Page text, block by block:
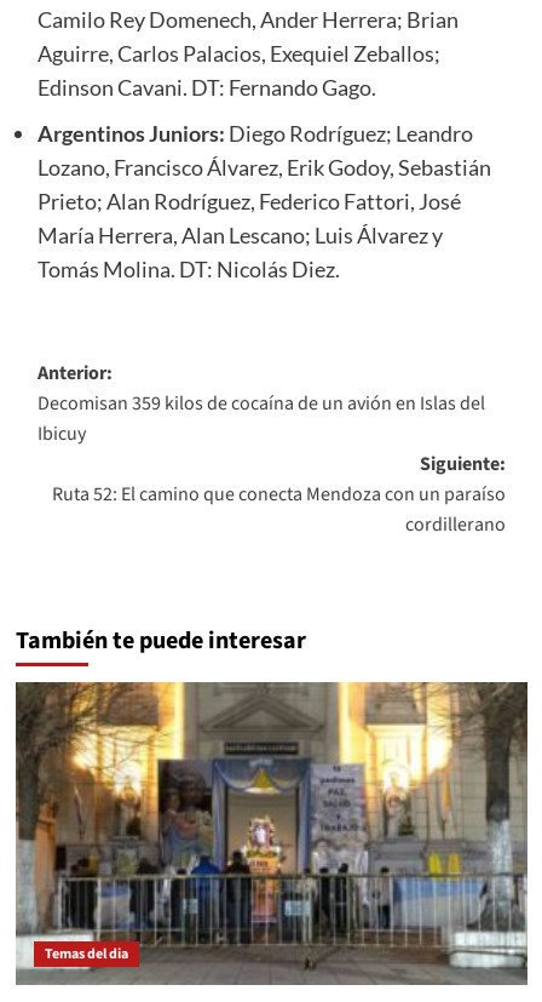
Camilo Rey Domenech, Ander Herrera; Brian
Aguirre, Carlos Palacios, Exequiel Zeballos;
Edinson Cavani. DT: Fernando Gago.
Argentinos Juniors: Diego Rodríguez; Leandro
Lozano, Francisco Álvarez, Erik Godoy, Sebastián
Prieto; Alan Rodríguez, Federico Fattori, José
María Herrera, Alan Lescano; Luis Álvarez y
Tomás Molina. DT: Nicolás Diez.
Navegación
de
entradas
Anterior:
Decomisan 359 kilos de cocaína de un avión en Islas del
Ibicuy
Siguiente:
Ruta 52: El camino que conecta Mendoza con un paraíso
cordillerano
También te puede interesar
Temas del dia